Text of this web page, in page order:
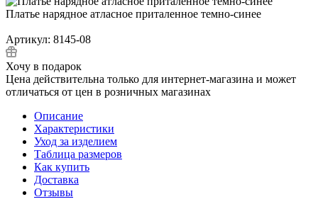
Платье нарядное атласное приталенное темно-синее
Артикул: 8145-08
Хочу в подарок
Цена действительна только для интернет-магазина и может
отличаться от цен в розничных магазинах
Описание
Характеристики
Уход за изделием
Таблица размеров
Как купить
Доставка
Отзывы